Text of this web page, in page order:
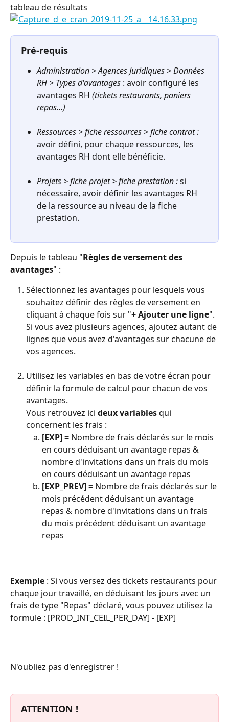
tableau de résultats
Pré-requis
Administration > Agences Juridiques > Données
RH > Types d'avantages : avoir configuré les
avantages RH (tickets restaurants, paniers
repas...)
Ressources > fiche ressources > fiche contrat :
avoir défini, pour chaque ressources, les
avantages RH dont elle bénéficie.
Projets > fiche projet > fiche prestation : si
nécessaire, avoir définir les avantages RH
de la ressource au niveau de la fiche
prestation.
Depuis le tableau "Règles de versement des
avantages" :
Sélectionnez les avantages pour lesquels vous
souhaitez définir des règles de versement en
cliquant à chaque fois sur "+ Ajouter une ligne".
Si vous avez plusieurs agences, ajoutez autant de
lignes que vous avez d'avantages sur chacune de
vos agences.
Utilisez les variables en bas de votre écran pour
définir la formule de calcul pour chacun de vos
avantages.
Vous retrouvez ici deux variables qui
concernent les frais :
[EXP] = Nombre de frais déclarés sur le mois
en cours déduisant un avantage repas &
nombre d'invitations dans un frais du mois
en cours déduisant un avantage repas
[EXP_PREV] = Nombre de frais déclarés sur le
mois précédent déduisant un avantage
repas & nombre d'invitations dans un frais
du mois précédent déduisant un avantage
repas
Exemple : Si vous versez des tickets restaurants pour
chaque jour travaillé, en déduisant les jours avec un
frais de type "Repas" déclaré, vous pouvez utilisez la
formule : [PROD_INT_CEIL_PER_DAY] - [EXP]
N'oubliez pas d'enregistrer !
ATTENTION !